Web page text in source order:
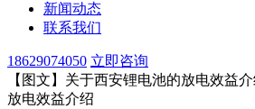
新闻动态
联系我们
18629074050 立即咨询
【图文】关于西安锂电池的放电效益
放电效益介绍